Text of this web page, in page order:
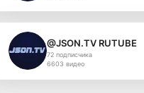
@JSON.TV RUTUBE
72 подписчика
6603 видео